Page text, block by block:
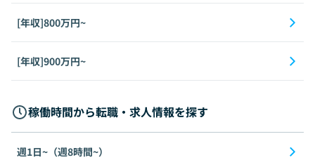
[年収]800万円~
[年収]900万円~
稼働時間から転職・求人情報を探す
週1日~（週8時間~）